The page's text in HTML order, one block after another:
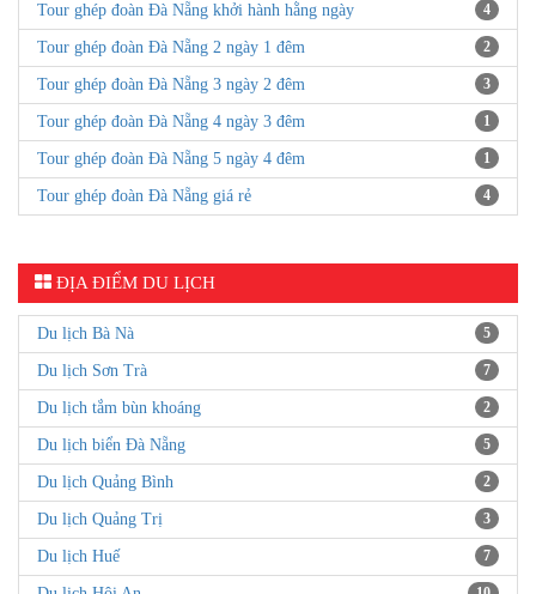
Tour ghép đoàn Đà Nẵng khởi hành hằng ngày 4
Tour ghép đoàn Đà Nẵng 2 ngày 1 đêm 2
Tour ghép đoàn Đà Nẵng 3 ngày 2 đêm 3
Tour ghép đoàn Đà Nẵng 4 ngày 3 đêm 1
Tour ghép đoàn Đà Nẵng 5 ngày 4 đêm 1
Tour ghép đoàn Đà Nẵng giá rẻ 4
ĐỊA ĐIỂM DU LỊCH
Du lịch Bà Nà 5
Du lịch Sơn Trà 7
Du lịch tắm bùn khoáng 2
Du lịch biển Đà Nẵng 5
Du lịch Quảng Bình 2
Du lịch Quảng Trị 3
Du lịch Huế 7